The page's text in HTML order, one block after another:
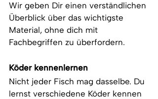
Wir geben Dir einen verständlichen
Überblick über das wichtigste
Material, ohne dich mit
Fachbegriffen zu überfordern.
Köder kennenlernen
Nicht jeder Fisch mag dasselbe. Du
lernst verschiedene Köder kennen